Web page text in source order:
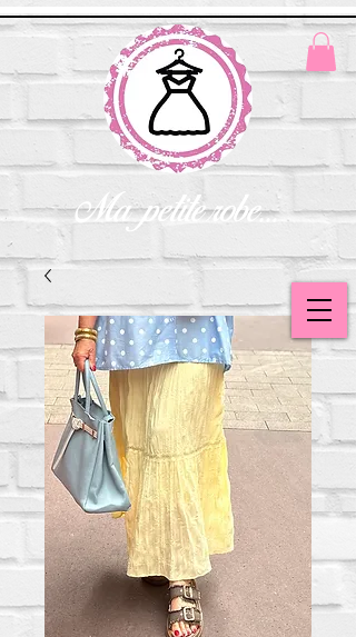
Ma petite robe...